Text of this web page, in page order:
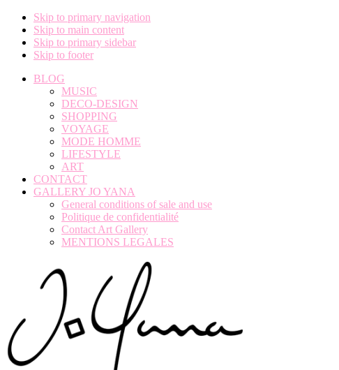
Skip to primary navigation
Skip to main content
Skip to primary sidebar
Skip to footer
BLOG
MUSIC
DECO-DESIGN
SHOPPING
VOYAGE
MODE HOMME
LIFESTYLE
ART
CONTACT
GALLERY JO YANA
General conditions of sale and use
Politique de confidentialité
Contact Art Gallery
MENTIONS LEGALES